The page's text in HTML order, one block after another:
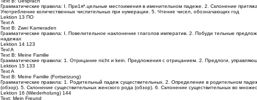
Грамматические правила: I. При1я*.цельные местоимения в именительном падеже. 2. Склонение
Употребление количественных числительных при нумерации. 5. Чтение чисел, обозначающих год
Lektion 13 ПО
Text A
Text В: Zwei Kameraden
Грамматические правила: I. Повелительное наклонение глаголов императив. 2. Побуди тельные
надежах
Lektion 14 123
Texl A
Text В: Meine Familie
Грамматические правила: 1. Отрицание nicht и kein. Предложения с отрицанием. 2. Предлоги,
Lektion 15 133
Text A
Text В: Meine Familie (Fortsetzung)
Грамматические правила: 1. Родительный падеж существительных. 2. Определение в родительном
(обзор). 5. Склонение существительных женского рода (обзор). 6. Склонение существительных во
Lektion 16 (Wiederholung) 144
Text: Mein Freund